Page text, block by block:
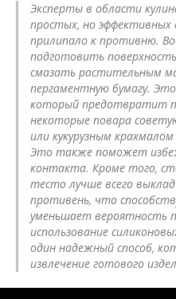
Эксперты в области
простых, но
прилипало к противню.
подготовить
смазать растительным
пергаментную бумагу.
который предотвратит
некоторые повара
или кукурузным
Это также поможет
контакта. Кроме того,
тесто лучше всего
противень, что
уменьшает вероятность
использование
один надежный способ,
извлечение готового